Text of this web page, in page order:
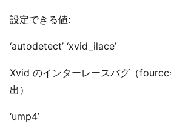
設定できる値:
‘autodetect’ ‘xvid_ilace’
Xvid のインターレースバグ（
出）
‘ump4’